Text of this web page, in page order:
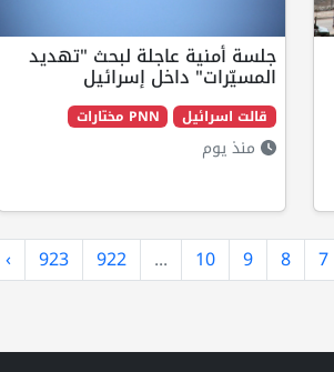
جلسة أمنية عاجلة لبحث "تهديد
المسيّرات" داخل إسرائيل
قالت اسرائيل PNN مختارات
منذ يوم
7
8
9
10
...
922
923
›